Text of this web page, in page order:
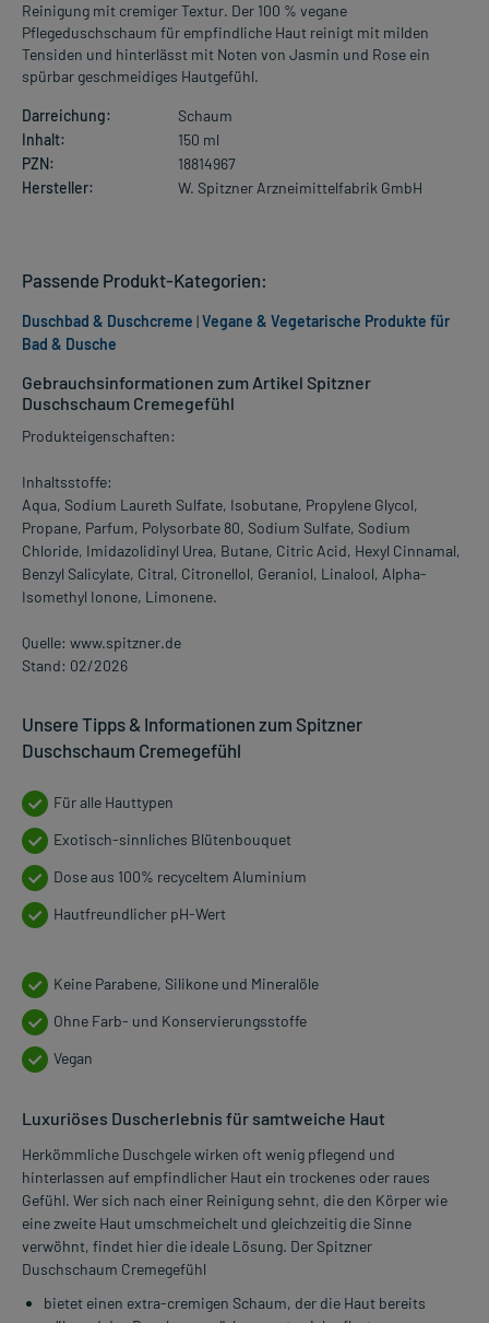
Reinigung mit cremiger Textur. Der 100 % vegane
Pflegeduschschaum für empfindliche Haut reinigt mit milden
Tensiden und hinterlässt mit Noten von Jasmin und Rose ein
spürbar geschmeidiges Hautgefühl.
Darreichung:
Schaum
Inhalt:
150 ml
PZN:
18814967
Hersteller:
W. Spitzner Arzneimittelfabrik GmbH
Gebrauchsinformationen zum Artikel Spitzner
Duschschaum Cremegefühl
Produkteigenschaften:
Inhaltsstoffe:
Aqua, Sodium Laureth Sulfate, Isobutane, Propylene Glycol,
Propane, Parfum, Polysorbate 80, Sodium Sulfate, Sodium
Chloride, Imidazolidinyl Urea, Butane, Citric Acid, Hexyl Cinnamal,
Benzyl Salicylate, Citral, Citronellol, Geraniol, Linalool, Alpha-
Isomethyl Ionone, Limonene.
Quelle: www.spitzner.de
Stand: 02/2026
Unsere Tipps & Informationen zum Spitzner
Duschschaum Cremegefühl
Für alle Hauttypen
Exotisch-sinnliches Blütenbouquet
Dose aus 100% recyceltem Aluminium
Hautfreundlicher pH-Wert
Keine Parabene, Silikone und Mineralöle
Ohne Farb- und Konservierungsstoffe
Vegan
Luxuriöses Duscherlebnis für samtweiche Haut
Herkömmliche Duschgele wirken oft wenig pflegend und
hinterlassen auf empfindlicher Haut ein trockenes oder raues
Gefühl. Wer sich nach einer Reinigung sehnt, die den Körper wie
eine zweite Haut umschmeichelt und gleichzeitig die Sinne
verwöhnt, findet hier die ideale Lösung. Der Spitzner
Duschschaum Cremegefühl
bietet einen extra-cremigen Schaum, der die Haut bereits
Passende Produkt-Kategorien:
Duschbad & Duschcreme |Vegane & Vegetarische Produkte für
Bad & Dusche